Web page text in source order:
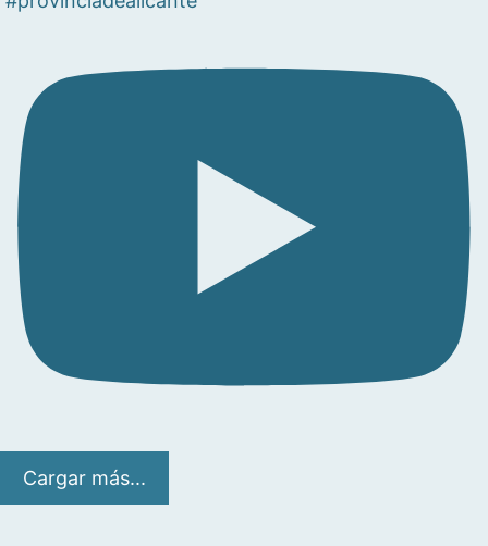
Cargar más...